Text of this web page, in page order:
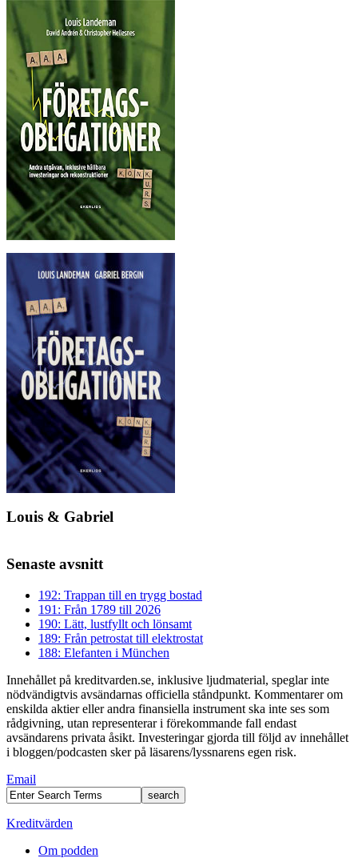
Louis & Gabriel
Senaste avsnitt
192: Trappan till en trygg bostad
191: Från 1789 till 2026
190: Lätt, lustfyllt och lönsamt
189: Från petrostat till elektrostat
188: Elefanten i München
Innehållet på kreditvarden.se, inklusive ljudmaterial, speglar inte
nödvändigtvis avsändarnas officiella ståndpunkt. Kommentarer om
enskilda aktier eller andra finansiella instrument ska inte ses som
rådgivning, utan representerar i förekommande fall endast
avsändarens privata åsikt. Investeringar gjorda till följd av innehållet
i bloggen/podcasten sker på läsarens/lyssnarens egen risk.
Email
Kreditvärden
Om podden